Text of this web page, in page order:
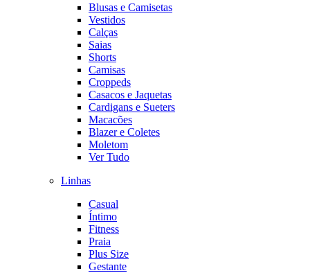
Blusas e Camisetas
Vestidos
Calças
Saias
Shorts
Camisas
Croppeds
Casacos e Jaquetas
Cardigans e Sueters
Macacões
Blazer e Coletes
Moletom
Ver Tudo
Linhas
Casual
Íntimo
Fitness
Praia
Plus Size
Gestante